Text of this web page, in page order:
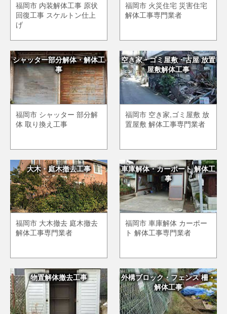
福岡市 内装解体工事 原状
回復工事 スケルトン仕上
げ
福岡市 火災住宅 災害住宅
解体工事専門業者
シャッター部分解体・解体工
事
福岡市 シャッター 部分解
体 取り換え工事
空き家・ゴミ屋敷・古屋 放置
屋敷解体工事
福岡市 空き家,ゴミ屋敷 放
置屋敷 解体工事専門業者
大木・庭木撤去工事
福岡市 大木撤去 庭木撤去
解体工事専門業者
車庫解体・カーポート 解体工
事
福岡市 車庫解体 カーポー
ト 解体工事専門業者
物置解体撤去工事
外構ブロック・フェンス 柵・
解体工事